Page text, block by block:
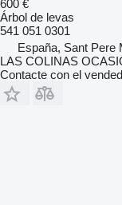
600 €
Árbol de levas
541 051 0301
España, Sant Pere
LAS COLINAS
Contacte con el